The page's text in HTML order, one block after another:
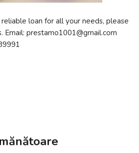
loan for all your needs, please
prestamo1001@gmail.com